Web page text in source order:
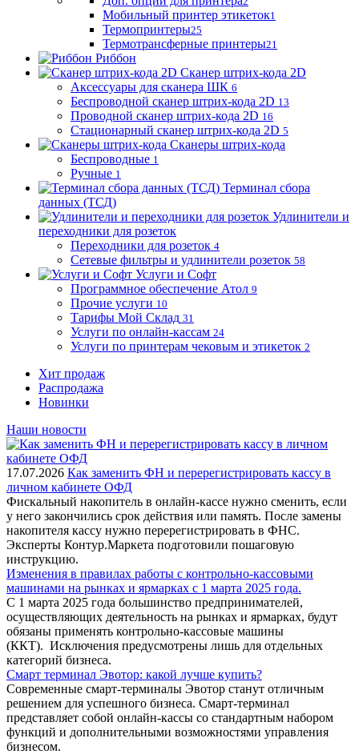
Мобильный принтер этикеток1
Термопринтеры25
Термотрансферные принтеры21
Риббон
Сканер штрих-кода 2D
Аксессуары для сканера ШК 6
Беспроводной сканер штрих-кода 2D 13
Проводной сканер штрих-кода 2D 16
Стационарный сканер штрих-кода 2D 5
Сканеры штрих-кода
Беспроводные 1
Ручные 1
Терминал сбора
данных (ТСД)
Удлинители и
переходники для розеток
Переходники для розеток 4
Сетевые фильтры и удлинители розеток 58
Услуги и Софт
Программное обеспечение Атол 9
Прочие услуги 10
Тарифы Мой Склад 31
Услуги по онлайн-кассам 24
Услуги по принтерам чековым и этикеток 2
Хит продаж
Распродажа
Новинки
Наши новости
17.07.2026 Как заменить ФН и перерегистрировать кассу в
личном кабинете ОФД
Фискальный накопитель в онлайн-кассе нужно сменить, если
у него закончились срок действия или память. После замены
накопителя кассу нужно перерегистрировать в ФНС.
Эксперты Контур.Маркета подготовили пошаговую
инструкцию.
Изменения в правилах работы с контрольно-кассовыми
машинами на рынках и ярмарках с 1 марта 2025 года.
С 1 марта 2025 года большинство предпринимателей,
осуществляющих деятельность на рынках и ярмарках, будут
обязаны применять контрольно-кассовые машины
(ККТ). Исключения предусмотрены лишь для отдельных
категорий бизнеса.
Смарт терминал Эвотор: какой лучше купить?
Современные смарт-терминалы Эвотор станут отличным
решением для успешного бизнеса. Смарт-терминал
представляет собой онлайн-кассы со стандартным набором
функций и дополнительными возможностями управления
бизнесом.